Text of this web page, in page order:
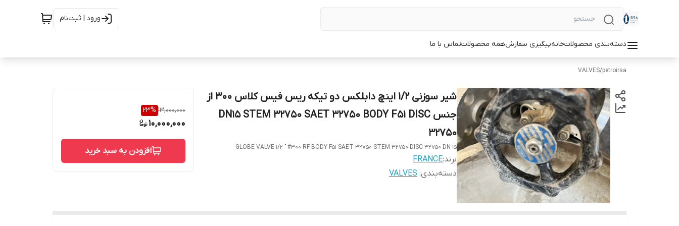
ورود | ثبت‌نام
دسته‌بندی محصولاتخانهپیگیری سفارشهمه محصولاتتماس با ما
petroirsa
/
VALVES
شیر سوزنی 1/2 اینچ دابلکس دو تیکه ریس فیس کلاس 300 از
جنس DN15 STEM 32750 SAET 32750 BODY F51 DISC
32750
GLOBE VALVE 1/2 " #300 RF BODY F51 SAET 32750 STEM 32750 DISC 32750 DN 15
برند:FRANCE
دسته‌بندی:
VALVES
13,000,000
23%
10,000,000
افزودن به سبد خرید